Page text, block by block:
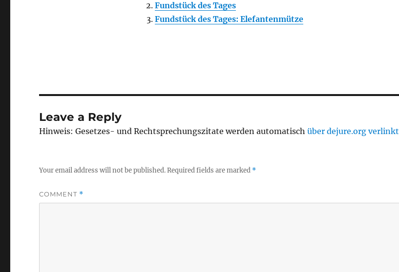
Fundstück des Tages
Fundstück des Tages: Elefantenmütze
Leave a Reply
Hinweis: Gesetzes- und Rechtsprechungszitate werden automatischüber dejure.org verlinkt
Your email address will not be published.Required fields are marked *
COMMENT *